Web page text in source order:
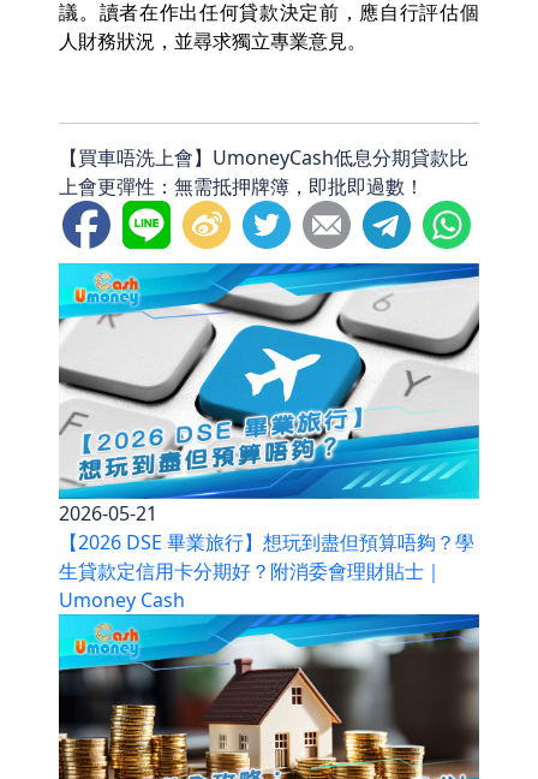
議。讀者在作出任何貸款決定前，應自行評估個
人財務狀況，並尋求獨立專業意見。
⁠【買車唔洗上會】UmoneyCash低息分期貸款比
上會更彈性：無需抵押牌簿，即批即過數！
2026-05-21
【2026 DSE 畢業旅行】想玩到盡但預算唔夠？學
生貸款定信用卡分期好？附消委會理財貼士｜
Umoney Cash